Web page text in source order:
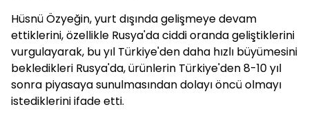
Hüsnü Özyeğin, yurt dışında gelişmeye devam
ettiklerini, özellikle Rusya'da ciddi oranda geliştiklerini
vurgulayarak, bu yıl Türkiye'den daha hızlı büyümesini
bekledikleri Rusya'da, ürünlerin Türkiye'den 8-10 yıl
sonra piyasaya sunulmasından dolayı öncü olmayı
istediklerini ifade etti.